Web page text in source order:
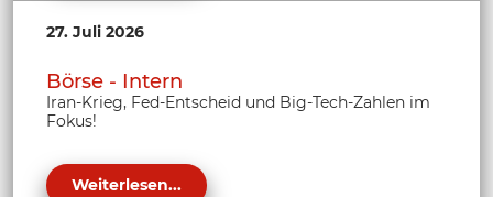
27. Juli 2026
Börse - Intern
Iran-Krieg, Fed-Entscheid und Big-Tech-Zahlen im
Fokus!
Weiterlesen...